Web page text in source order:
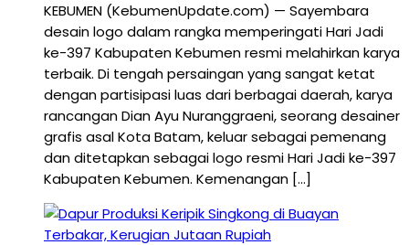
KEBUMEN (KebumenUpdate.com) — Sayembara
desain logo dalam rangka memperingati Hari Jadi
ke-397 Kabupaten Kebumen resmi melahirkan karya
terbaik. Di tengah persaingan yang sangat ketat
dengan partisipasi luas dari berbagai daerah, karya
rancangan Dian Ayu Nuranggraeni, seorang desainer
grafis asal Kota Batam, keluar sebagai pemenang
dan ditetapkan sebagai logo resmi Hari Jadi ke-397
Kabupaten Kebumen. Kemenangan […]